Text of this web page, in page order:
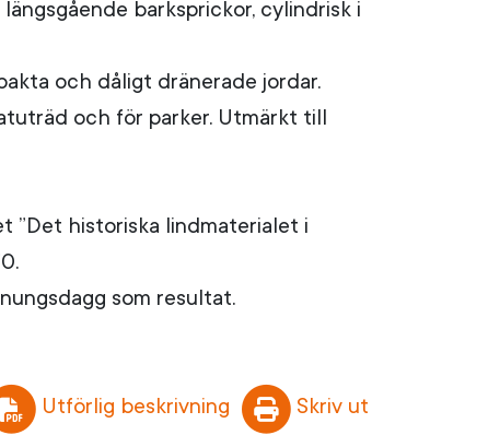
barksprickor, cylindrisk i
och dåligt dränerade jordar.
och för parker. Utmärkt till
”Det historiska lindmaterialet i
som resultat.
Utförlig beskrivning Skriv ut